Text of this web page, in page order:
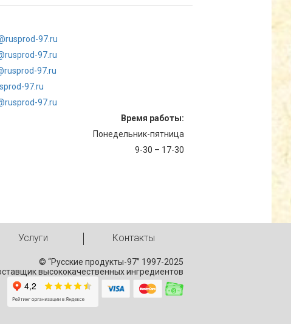
97.ru
97.ru
97.ru
97.ru
97.ru
Время работы:
Понедельник-пятница
9-30 – 17-30
Услуги Контакты
© “Русские продукты-97” 1997-2025
высококачественных ингредиентов